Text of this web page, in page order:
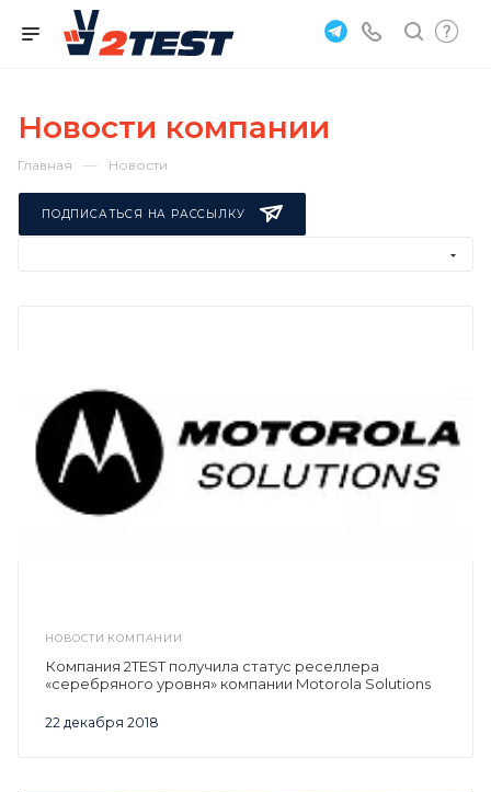
Новости компании
Главная — Новости
ПОДПИСАТЬСЯ НА РАССЫЛКУ
НОВОСТИ КОМПАНИИ
22 декабря 2018
Компания 2TEST получила статус реселлера
«серебряного уровня» компании Motorola Solutions